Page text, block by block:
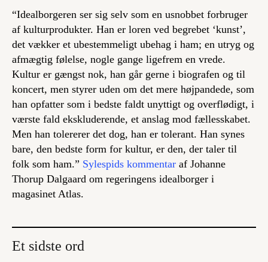
“Idealborgeren ser sig selv som en usnobbet forbruger
af kulturprodukter. Han er loren ved begrebet ‘kunst’,
det vækker et ubestemmeligt ubehag i ham; en utryg og
afmægtig følelse, nogle gange ligefrem en vrede.
Kultur er gængst nok, han går gerne i biografen og til
koncert, men styrer uden om det mere højpandede, som
han opfatter som i bedste faldt unyttigt og overflødigt, i
værste fald ekskluderende, et anslag mod fællesskabet.
Men han tolererer det dog, han er tolerant. Han synes
bare, den bedste form for kultur, er den, der taler til
folk som ham.” Sylespids kommentar af Johanne
Thorup Dalgaard om regeringens idealborger i
magasinet Atlas.
Et sidste ord